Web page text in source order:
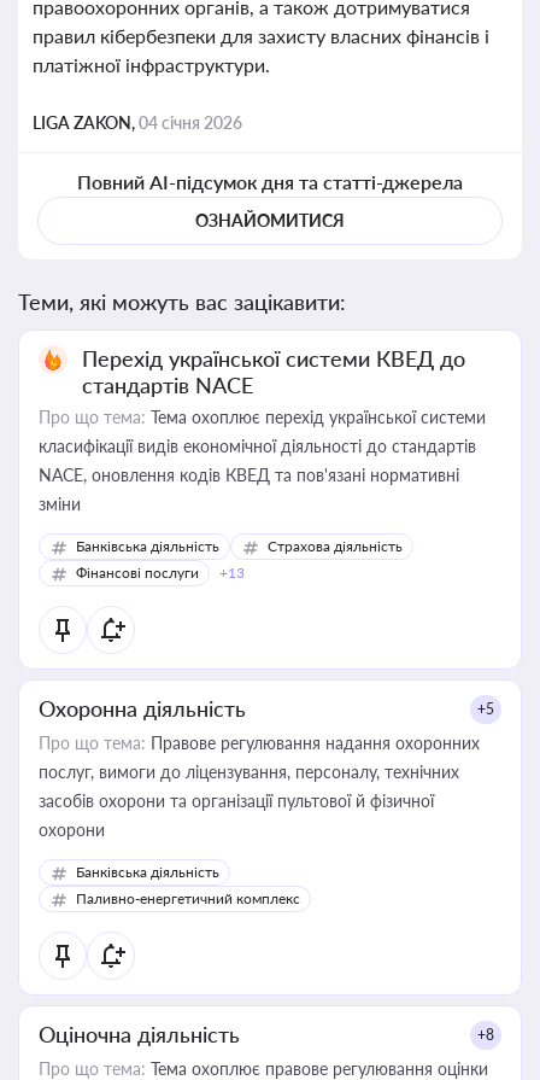
правоохоронних органів, а також дотримуватися
правил кібербезпеки для захисту власних фінансів і
платіжної інфраструктури.
LIGA ZAKON,04 січня 2026
Повний AI-підсумок дня та статті-джерела
ОЗНАЙОМИТИСЯ
Теми, які можуть вас зацікавити:
Перехід української системи КВЕД до
стандартів NACE
Про що тема: Тема охоплює перехід української системи
класифікації видів економічної діяльності до стандартів
NACE, оновлення кодів КВЕД та пов'язані нормативні
зміни
Банківська діяльність
Страхова діяльність
Фінансові послуги
+13
Охоронна діяльність +5
Про що тема: Правове регулювання надання охоронних
послуг, вимоги до ліцензування, персоналу, технічних
засобів охорони та організації пультової й фізичної
охорони
Банківська діяльність
Паливно-енергетичний комплекс
Оціночна діяльність +8
Про що тема: Тема охоплює правове регулювання оцінки